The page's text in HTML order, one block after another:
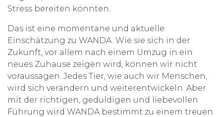
Stress bereiten könnten.
Das ist eine momentane und aktuelle
Einschätzung zu WANDA. Wie sie sich in der
Zukunft, vor allem nach einem Umzug in ein
neues Zuhause zeigen wird, können wir nicht
voraussagen. Jedes Tier, wie auch wir Menschen,
wird sich verändern und weiterentwickeln. Aber
mit der richtigen, geduldigen und liebevollen
Führung wird WANDA bestimmt zu einem treuen